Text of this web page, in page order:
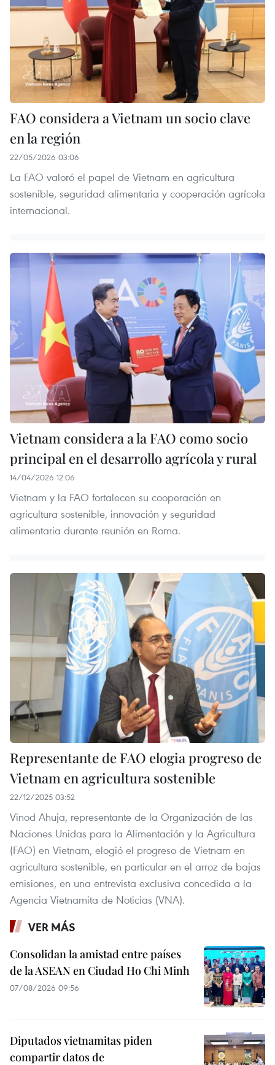
FAO considera a Vietnam un socio clave
en la región
22/05/2026 03:06
La FAO valoró el papel de Vietnam en agricultura
sostenible, seguridad alimentaria y cooperación agrícola
internacional.
Vietnam considera a la FAO como socio
principal en el desarrollo agrícola y rural
14/04/2026 12:06
Vietnam y la FAO fortalecen su cooperación en
agricultura sostenible, innovación y seguridad
alimentaria durante reunión en Roma.
Representante de FAO elogia progreso de
Vietnam en agricultura sostenible
22/12/2025 03:52
Vinod Ahuja, representante de la Organización de las
Naciones Unidas para la Alimentación y la Agricultura
(FAO) en Vietnam, elogió el progreso de Vietnam en
agricultura sostenible, en particular en el arroz de bajas
emisiones, en una entrevista exclusiva concedida a la
Agencia Vietnamita de Noticias (VNA).
VER MÁS
Consolidan la amistad entre países
de la ASEAN en Ciudad Ho Chi Minh
07/08/2026 09:56
Diputados vietnamitas piden
compartir datos de